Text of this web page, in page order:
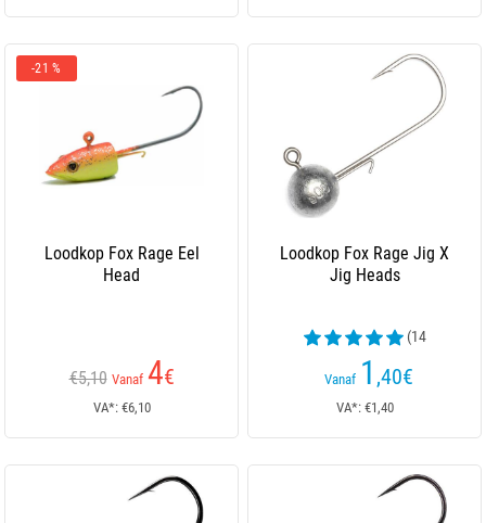
-21 %
Loodkop Fox Rage Eel
Head
€5,10 Vanaf 4€
VA*: €6,10
Loodkop Fox Rage Jig X
Jig Heads
(14
beoordelingen)
Vanaf 1 ,40€
VA*: €1,40